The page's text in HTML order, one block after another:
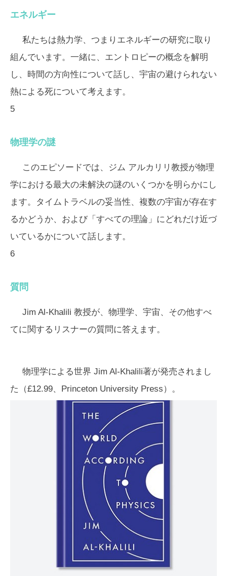
エネルギー
私たちは熱力学、つまりエネルギーの研究に取り
組んでいます。一緒に、エントロピーの概念を解明
し、時間の方向性について話し、宇宙の避けられない
熱による死について考えます。
5
物理学の謎
このエピソードでは、ジム アルカリリ教授が物理
学における最大の未解決の謎のいくつかを明らかにし
ます。タイムトラベルの妥当性、複数の宇宙が存在す
るかどうか、および「すべての理論」にどれだけ近づ
いているかについて話します。
6
質問
Jim Al-Khalili 教授が、物理学、宇宙、その他すべ
てに関するリスナーの質問に答えます。
物理学による世界 Jim Al-Khalili著が発売されまし
た（£12.99、Princeton University Press）。